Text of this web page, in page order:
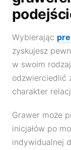
Wybierając
zyskujesz
w swoim
odzwierciedlić
charakter
Grawer może
inicjałów po
indywidualnej